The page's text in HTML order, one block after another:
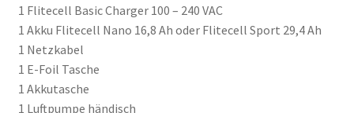
1 Flitecell Basic Charger 100 – 240 VAC
1 Akku Flitecell Nano 16,8 Ah oder Flitecell Sport 29,4 Ah
1 Netzkabel
1 E-Foil Tasche
1 Akkutasche
1 Luftpumpe händisch